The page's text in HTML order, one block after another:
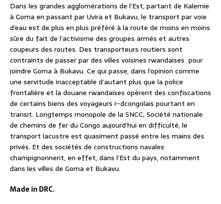
Dans les grandes agglomérations de l’Est, partant de Kalemie
à Goma en passant par Uvira et Bukavu, le transport par voie
d’eau est de plus en plus préféré à la route de moins en moins
sûre du fait de l’activisme des groupes armés et autres
coupeurs des routes. Des transporteurs routiers sont
contraints de passer par des villes voisines rwandaises pour
joindre Goma à Bukavu. Ce qui passe, dans l’opinion comme
une servitude inacceptable d’autant plus que la police
frontalière et la douane rwandaises opèrent des confiscations
de certains biens des voyageurs r-dcongolais pourtant en
transit. Longtemps monopole de la SNCC, Société nationale
de chemins de fer du Congo aujourd’hui en difficulté, le
transport lacustre est quasiment passé entre les mains des
privés. Et des sociétés de constructions navales
champignonnent, en effet, dans l’Est du pays, notamment
dans les villes de Goma et Bukavu.
Made in DRC.